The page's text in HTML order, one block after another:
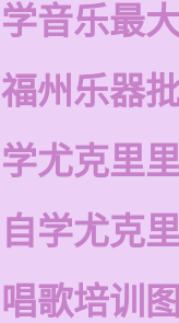
学音乐最
福州乐器
学尤克里
自学尤克
唱歌培训